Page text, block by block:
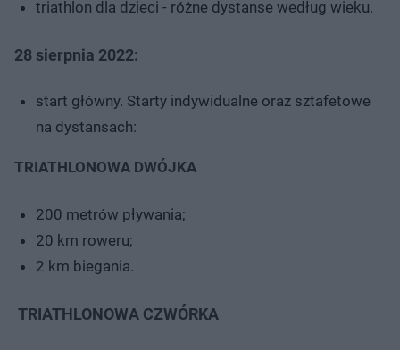
triathlon dla dzieci - różne dystanse według wieku.
28 sierpnia 2022:
start główny. Starty indywidualne oraz sztafetowe
na dystansach:
TRIATHLONOWA DWÓJKA
200 metrów pływania;
20 km roweru;
2 km biegania.
TRIATHLONOWA CZWÓRKA